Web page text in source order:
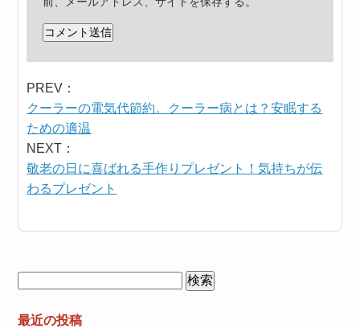
PREV：
クーラーの電気代節約。クーラー病とは？安眠する
ための適温
NEXT：
敬老の日に喜ばれる手作りプレゼント！気持ちが伝
わるプレゼント
最近の投稿